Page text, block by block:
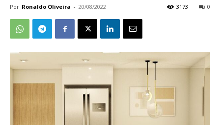
Por Ronaldo Oliveira - 20/08/2022 0
3173